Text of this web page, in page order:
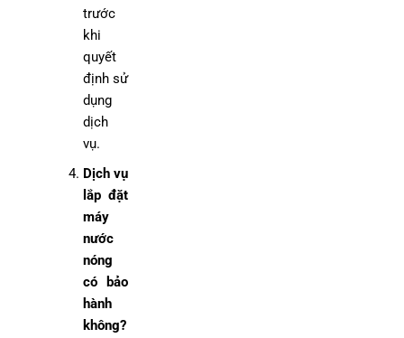
trước
khi
quyết
định sử
dụng
dịch
vụ.
Dịch vụ
lắp đặt
máy
nước
nóng
có bảo
hành
không?